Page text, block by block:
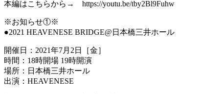
本編はこちらから→ https://youtu.be/tby2Bl9Fuhw
※お知らせ①※
●2021 HEAVENESE BRIDGE@日本橋三井ホール
開催日：2021年7月2日［金］
時間：18時開場 19時開演
場所：日本橋三井ホール
出演：HEAVENESE